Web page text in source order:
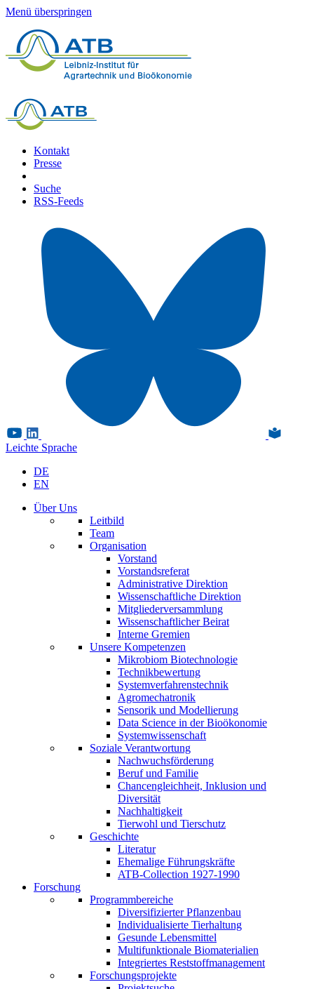
Menü überspringen
Kontakt
Presse
Suche
RSS-Feeds
Leichte Sprache
DE
EN
Über Uns
Leitbild
Team
Organisation
Vorstand
Vorstandsreferat
Administrative Direktion
Wissenschaftliche Direktion
Mitgliederversammlung
Wissenschaftlicher Beirat
Interne Gremien
Unsere Kompetenzen
Mikrobiom Biotechnologie
Technikbewertung
Systemverfahrenstechnik
Agromechatronik
Sensorik und Modellierung
Data Science in der Bioökonomie
Systemwissenschaft
Soziale Verantwortung
Nachwuchsförderung
Beruf und Familie
Chancengleichheit, Inklusion und
Diversität
Nachhaltigkeit
Tierwohl und Tierschutz
Geschichte
Literatur
Ehemalige Führungskräfte
ATB-Collection 1927-1990
Forschung
Programmbereiche
Diversifizierter Pflanzenbau
Individualisierte Tierhaltung
Gesunde Lebensmittel
Multifunktionale Biomaterialien
Integriertes Reststoffmanagement
Forschungsprojekte